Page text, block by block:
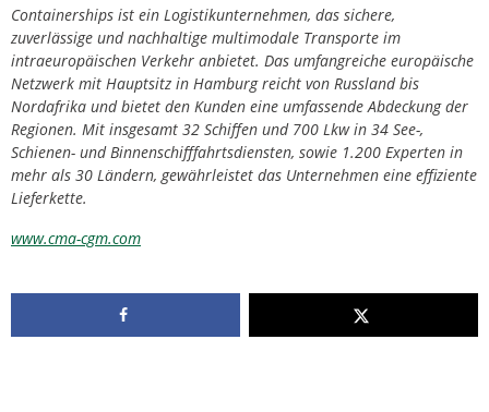
Containerships ist ein Logistikunternehmen, das sichere,
zuverlässige und nachhaltige multimodale Transporte im
intraeuropäischen Verkehr anbietet. Das umfangreiche europäische
Netzwerk mit Hauptsitz in Hamburg reicht von Russland bis
Nordafrika und bietet den Kunden eine umfassende Abdeckung der
Regionen. Mit insgesamt 32 Schiffen und 700 Lkw in 34 See-,
Schienen- und Binnenschifffahrtsdiensten, sowie 1.200 Experten in
mehr als 30 Ländern, gewährleistet das Unternehmen eine effiziente
Lieferkette.
www.cma-cgm.com